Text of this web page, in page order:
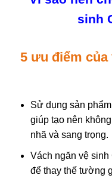
sinh
5 ưu điểm của
Sử dụng sản
giúp tạo nên
nhã và sang trọng.
Vách ngăn vệ
để thay thế tường